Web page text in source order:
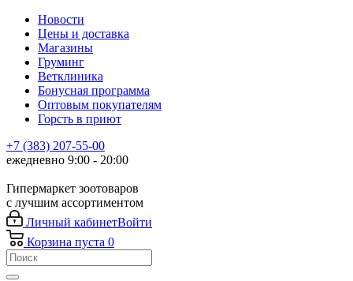
Новости
Цены и доставка
Магазины
Груминг
Ветклиника
Бонусная программа
Оптовым покупателям
Горсть в приют
+7 (383) 207-55-00
ежедневно 9:00 - 20:00
Гипермаркет зоотоваров
с лучшим ассортиментом
Личный кабинетВойти
Корзина пуста 0